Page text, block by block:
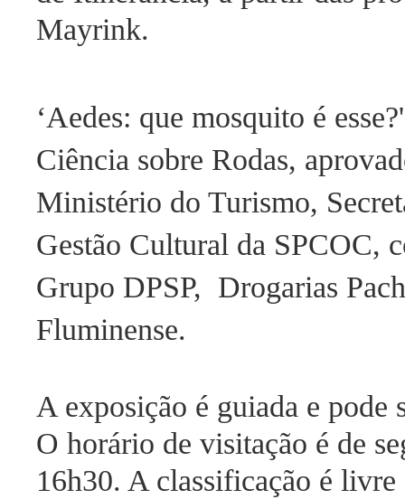
Mayrink.
‘Aedes: que mosquito é
Ciência sobre Rodas,
Ministério do Turismo,
Gestão Cultural da SPCOC,
Grupo DPSP, Drogarias
Fluminense.
A exposição é guiada e pode
O horário de visitação é de
16h30. A classificação é livre